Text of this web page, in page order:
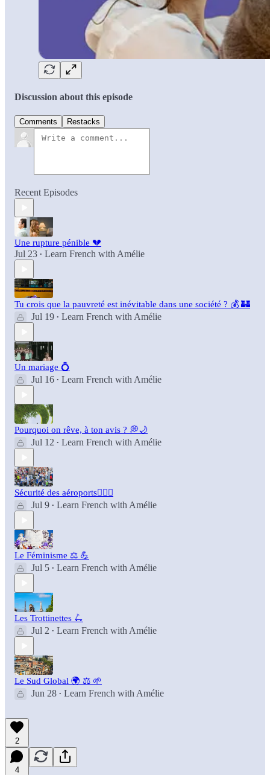
Discussion about this episode
Comments Restacks
Recent Episodes
Une rupture pénible 💔
Jul 23 • Learn French with Amélie
Tu crois que la pauvreté est inévitable dans une société ? 💰 🏰
Jul 19 • Learn French with Amélie
Un mariage 💍
Jul 16 • Learn French with Amélie
Pourquoi on rêve, à ton avis ? 💭🌙
Jul 12 • Learn French with Amélie
Sécurité des aéroports👮🏻‍♂️
Jul 9 • Learn French with Amélie
Le Féminisme ⚖️ 💪
Jul 5 • Learn French with Amélie
Les Trottinettes 🛴
Jul 2 • Learn French with Amélie
Le Sud Global 🌍 ⚖️ 🌱
Jun 28 • Learn French with Amélie
2
4